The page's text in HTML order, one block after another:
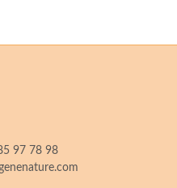
97 78 98